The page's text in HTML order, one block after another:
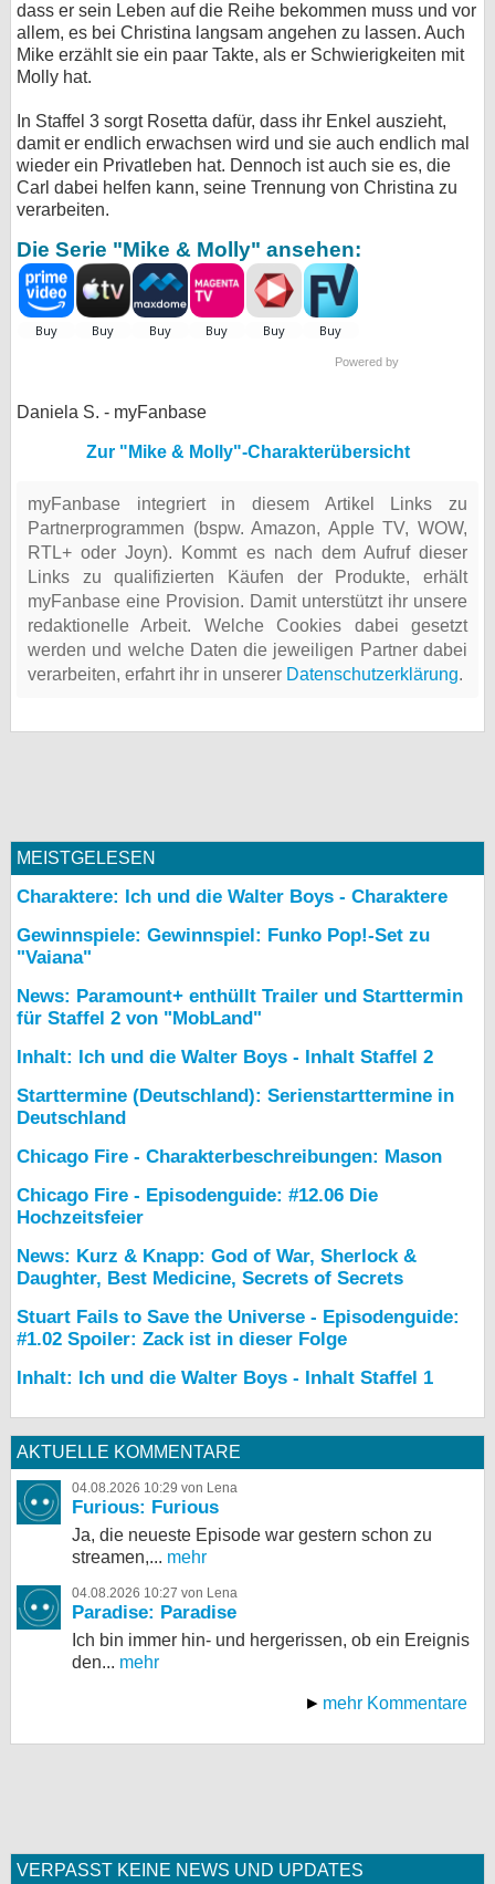
dass er sein Leben auf die Reihe bekommen muss und vor
allem, es bei Christina langsam angehen zu lassen. Auch
Mike erzählt sie ein paar Takte, als er Schwierigkeiten mit
Molly hat.
In Staffel 3 sorgt Rosetta dafür, dass ihr Enkel auszieht,
damit er endlich erwachsen wird und sie auch endlich mal
wieder ein Privatleben hat. Dennoch ist auch sie es, die
Carl dabei helfen kann, seine Trennung von Christina zu
verarbeiten.
Die Serie "Mike & Molly" ansehen:
Powered by
Daniela S. - myFanbase
Zur "Mike & Molly"-Charakterübersicht
myFanbase integriert in diesem Artikel Links zu
Partnerprogrammen (bspw. Amazon, Apple TV, WOW,
RTL+ oder Joyn). Kommt es nach dem Aufruf dieser
Links zu qualifizierten Käufen der Produkte, erhält
myFanbase eine Provision. Damit unterstützt ihr unsere
redaktionelle Arbeit. Welche Cookies dabei gesetzt
werden und welche Daten die jeweiligen Partner dabei
verarbeiten, erfahrt ihr in unserer Datenschutzerklärung.
MEISTGELESEN
Charaktere: Ich und die Walter Boys - Charaktere
Gewinnspiele: Gewinnspiel: Funko Pop!-Set zu
"Vaiana"
News: Paramount+ enthüllt Trailer und Starttermin
für Staffel 2 von "MobLand"
Inhalt: Ich und die Walter Boys - Inhalt Staffel 2
Starttermine (Deutschland): Serienstarttermine in
Deutschland
Chicago Fire - Charakterbeschreibungen: Mason
Chicago Fire - Episodenguide: #12.06 Die
Hochzeitsfeier
News: Kurz & Knapp: God of War, Sherlock &
Daughter, Best Medicine, Secrets of Secrets
Stuart Fails to Save the Universe - Episodenguide:
#1.02 Spoiler: Zack ist in dieser Folge
Inhalt: Ich und die Walter Boys - Inhalt Staffel 1
AKTUELLE KOMMENTARE
04.08.2026 10:29 von Lena
Furious: Furious
Ja, die neueste Episode war gestern schon zu
streamen,... mehr
04.08.2026 10:27 von Lena
Paradise: Paradise
Ich bin immer hin- und hergerissen, ob ein Ereignis
den... mehr
mehr Kommentare
VERPASST KEINE NEWS UND UPDATES